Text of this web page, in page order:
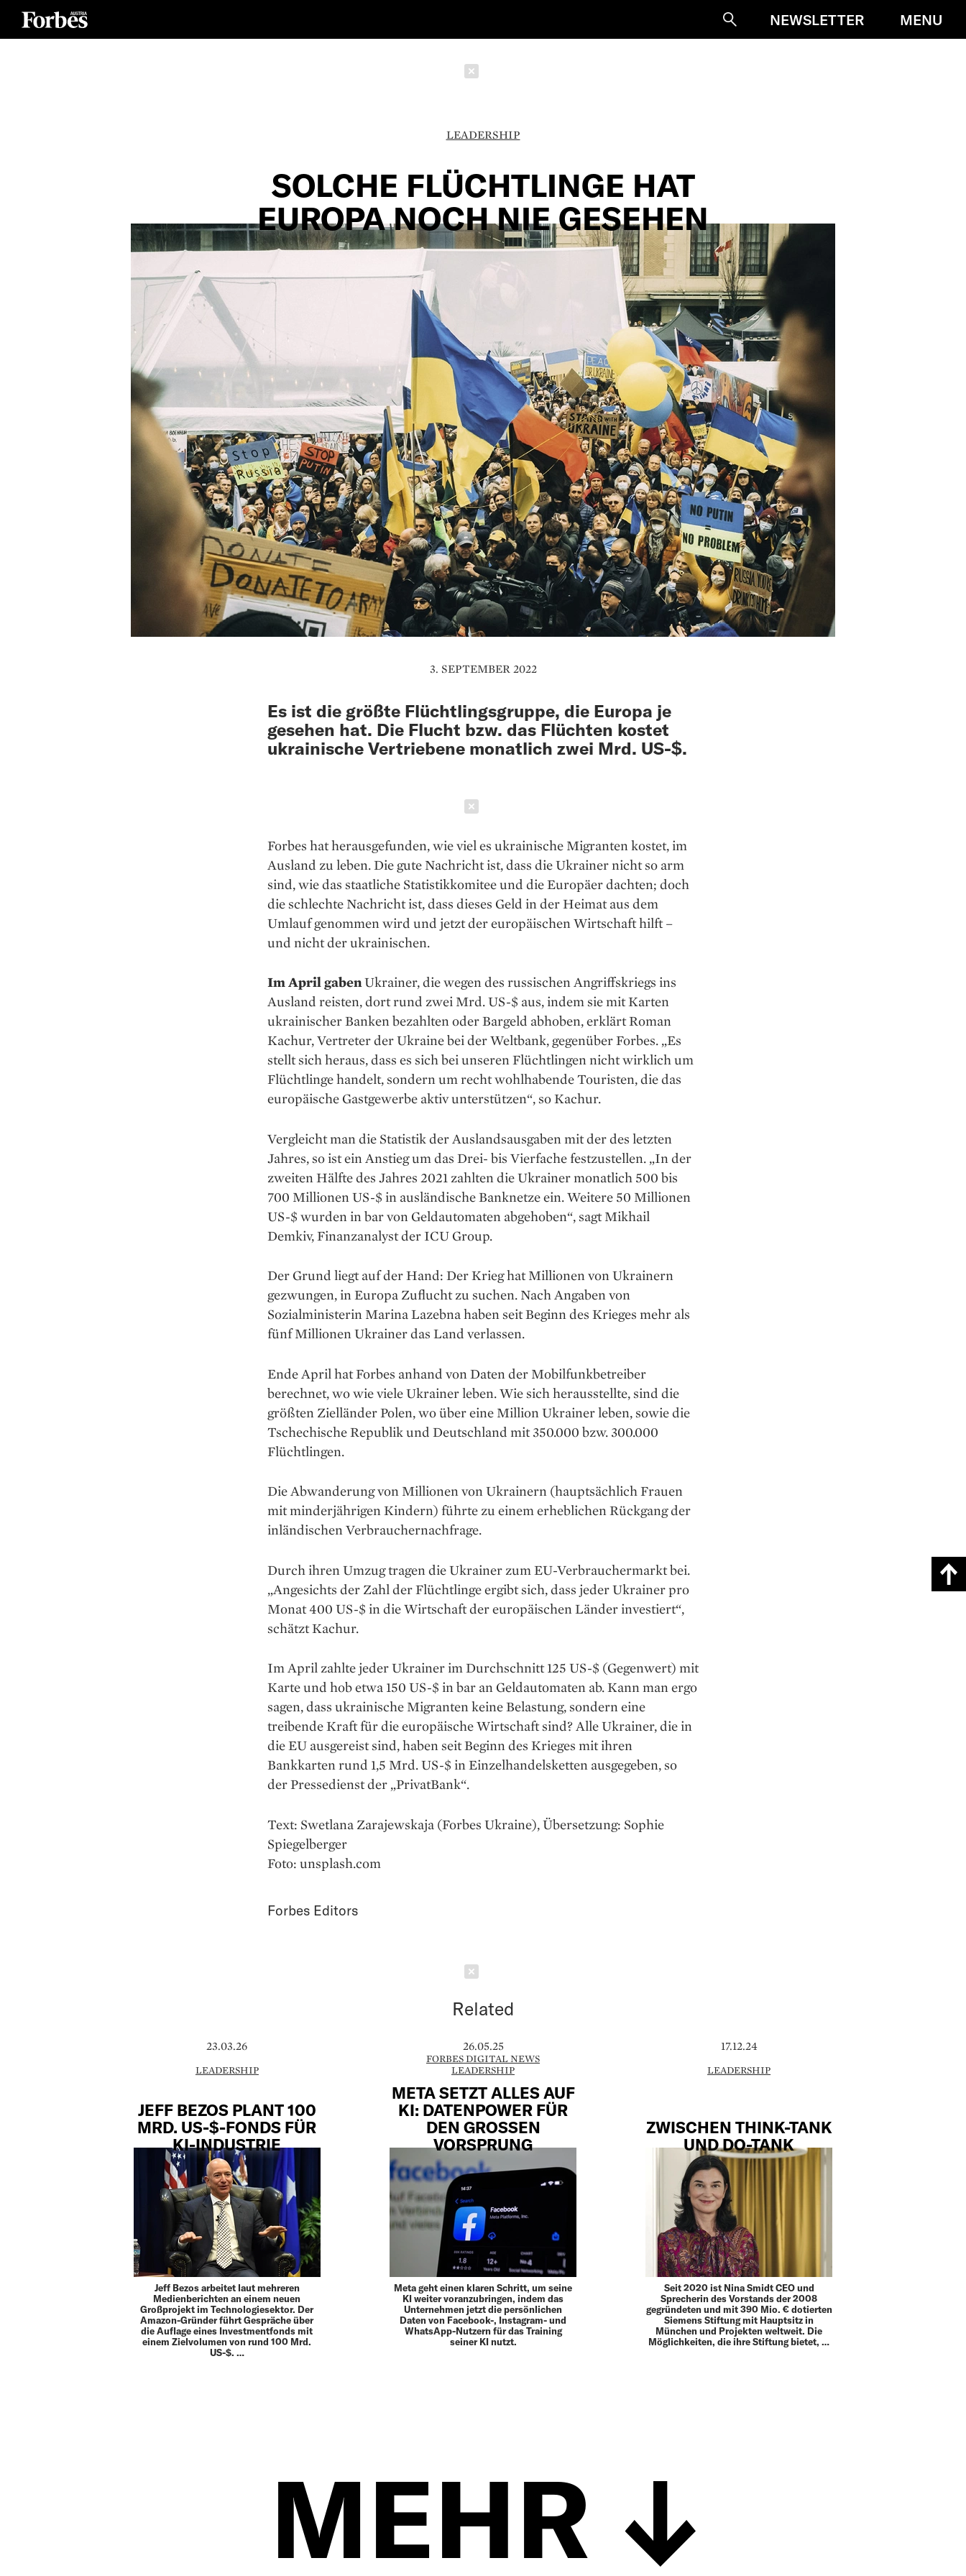
SucheNEWSLETTER MENU
LEADERSHIP
SOLCHE FLÜCHTLINGE HAT
EUROPA NOCH NIE GESEHEN
3. SEPTEMBER 2022
Es ist die größte Flüchtlingsgruppe, die Europa je
gesehen hat. Die Flucht bzw. das Flüchten kostet
ukrainische Vertriebene monatlich zwei Mrd. US-$.
Forbes hat herausgefunden, wie viel es ukrainische Migranten kostet, im
Ausland zu leben. Die gute Nachricht ist, dass die Ukrainer nicht so arm
sind, wie das staatliche Statistikkomitee und die Europäer dachten; doch
die schlechte Nachricht ist, dass dieses Geld in der Heimat aus dem
Umlauf genommen wird und jetzt der europäischen Wirtschaft hilft –
und nicht der ukrainischen.
Im April gabenUkrainer, die wegen des russischen Angriffs­kriegs ins
Ausland reisten, dort rund zwei Mrd. US-$ aus, indem sie mit Karten
ukrainischer Banken bezahlten oder Bargeld abhoben, erklärt Roman
Kachur, Vertreter der Ukraine bei der Weltbank, gegenüber Forbes. „Es
stellt sich heraus, dass es sich bei unseren Flüchtlingen nicht wirklich um
Flüchtlinge handelt, sondern um recht wohlhabende Touristen, die das
europäische Gastgewerbe aktiv unterstützen“, so Kachur.
Vergleicht man die Statistik der Auslandsausgaben mit der des letzten
Jahres, so ist ein Anstieg um das Drei- bis Vierfache festzu­stellen. „In der
zweiten Hälfte des Jahres 2021 zahlten die Ukrainer monatlich 500 bis
700 Millionen US-$ in ausländische Banknetze ein. Weitere 50 Millionen
US-$ wurden in bar von Geldautomaten abgehoben“, sagt Mikhail
Demkiv, Finanzanalyst der ICU Group.
Der Grund liegt auf der Hand: Der Krieg hat Millionen von Ukrainern
gezwungen, in Europa Zuflucht zu suchen. Nach Angaben von
Sozialministerin Marina Lazebna haben seit Beginn des Krieges mehr als
fünf Millionen Ukrainer das Land verlassen.
Ende April hat Forbes anhand von Daten der Mobilfunkbetreiber
berechnet, wo wie viele Ukrainer leben. Wie sich herausstellte, sind die
größten Zielländer Polen, wo über eine Million Ukrainer leben, sowie die
Tschechische Republik und Deutschland mit 350.000 bzw. 300.000
Flüchtlingen.
Die Abwanderung von Millionen von Ukrainern (hauptsächlich Frauen
mit minderjährigen Kindern) führte zu einem erheblichen Rückgang der
inländischen Verbrauchernachfrage.
Durch ihren Umzug tragen die Ukrainer zum EU-Verbrauchermarkt bei.
„Angesichts der Zahl der Flüchtlinge ergibt sich, dass jeder Ukrainer pro
Monat 400 US-$ in die Wirtschaft der europäischen Länder investiert“,
schätzt Kachur.
Im April zahlte jeder Ukrainer im Durchschnitt 125 US-$ (Gegenwert) mit
Karte und hob etwa 150 US-$ in bar an Geldautomaten ab. Kann man ergo
sagen, dass ukrainische Migranten keine Belastung, sondern eine
treibende Kraft für die europäische Wirtschaft sind? Alle Ukrainer, die in
die EU ausgereist sind, haben seit Beginn des Krieges mit ihren
Bankkarten rund 1,5 Mrd. US-$ in Einzelhandelsketten ausgegeben, so
der Pressedienst der „PrivatBank“.
Text: Swetlana Zarajewskaja (Forbes Ukraine), Übersetzung: Sophie
Spiegelberger
Foto: unsplash.com
Forbes Editors
Related
23.03.26
LEADERSHIP
JEFF BEZOS PLANT 100
MRD. US-$-FONDS FÜR
KI-INDUSTRIE
Jeff Bezos arbeitet laut mehreren
Medienberichten an einem neuen
Großprojekt im Technologiesektor. Der
Amazon-Gründer führt Gespräche über
die Auflage eines Investmentfonds mit
einem Zielvolumen von rund 100 Mrd.
US-$. …
26.05.25
FORBES DIGITAL NEWS
LEADERSHIP
META SETZT ALLES AUF
KI: DATENPOWER FÜR
DEN GROSSEN V
ORSPRUNG
Meta geht einen klaren Schritt, um seine
KI weiter voranzubringen, indem das
Unternehmen jetzt die persönlichen
Daten von Facebook-, Instagram- und
WhatsApp-Nutzern für das Training
seiner KI nutzt.
17.12.24
LEADERSHIP
ZWISCHEN THINK-TANK
UND DO-TANK
Seit 2020 ist Nina Smidt CEO und
Sprecherin des Vorstands der 2008
gegründeten und mit 390 Mio. € dotierten
Siemens Stiftung mit Hauptsitz in
München und Projekten weltweit. Die
Möglichkeiten, die ihre Stiftung bietet, …
MEHR